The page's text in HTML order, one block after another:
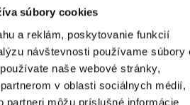
súbory cookies
a reklám, poskytovanie funkcií
návštevnosti používame súbory
naše webové stránky,
v oblasti sociálnych médií,
partneri môžu príslušné informácie